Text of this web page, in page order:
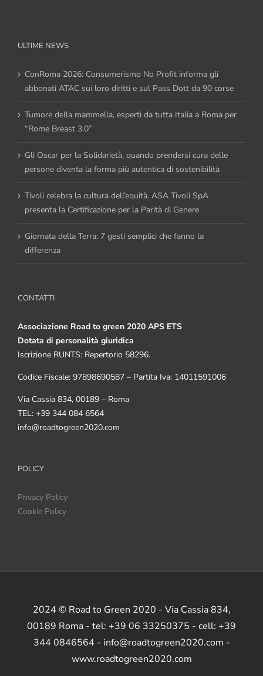
ULTIME NEWS
ConRoma 2026: Consumerismo No Profit informa gli
abbonati ATAC sui loro diritti e sul Pass Dott da 90 corse
Tumore della mammella, esperti da tutta Italia a Roma per
“Rome Breast 3.0”
Gli Oscar per la Solidarietà, quando prendersi cura delle
persone diventa la forma più autentica di sostenibilità
Tivoli celebra la cultura dell’equità. ASA Tivoli SpA
presenta la Certificazione per la Parità di Genere
Giornata della Terra: 7 gesti semplici che fanno la
differenza
CONTATTI
Associazione Road to green 2020 APS ETS
Dotata di personalità giuridica
Iscrizione RUNTS: Repertorio 58296.
Codice Fiscale: 97898690587 – Partita Iva: 14011591006
Via Cassia 834, 00189 – Roma
TEL: +39 344 084 6564
info@roadtogreen2020.com
POLICY
Privacy Policy
Cookie Policy
2024 © Road to Green 2020 - Via Cassia 834,
00189 Roma - tel: +39 06 33250375 - cell: +39
344 0846564 - info@roadtogreen2020.com -
www.roadtogreen2020.com